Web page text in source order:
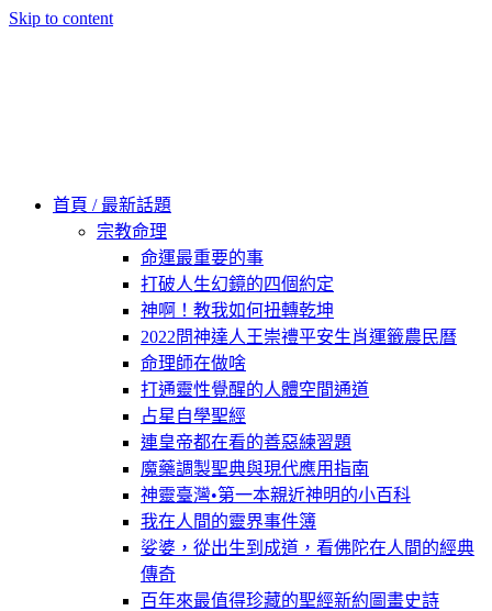
Skip to content
首頁 / 最新話題
宗教命理
命運最重要的事
打破人生幻鏡的四個約定
神啊！教我如何扭轉乾坤
2022問神達人王崇禮平安生肖運籤農民曆
命理師在做啥
打通靈性覺醒的人體空間通道
占星自學聖經
連皇帝都在看的善惡練習題
魔藥調製聖典與現代應用指南
神靈臺灣•第一本親近神明的小百科
我在人間的靈界事件簿
娑婆，從出生到成道，看佛陀在人間的經典
傳奇
百年來最值得珍藏的聖經新約圖畫史詩